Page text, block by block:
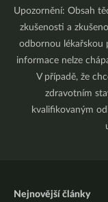
Upozornění: Obsah
zkušenosti a
odbornou lékařskou
informace nelze
V případě, že
zdravotním
kvalifikovaným
Nejnovější články